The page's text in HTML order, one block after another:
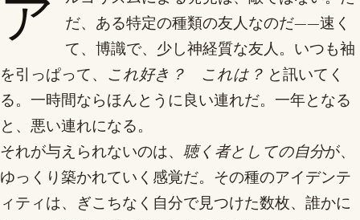
ア
だ、ある特定の種類の友人なのだ——速く
て、博識で、少し神経質な友人。いつも袖
を引っぱって、 これ好き？ これは？ と訊いてく
る。一時間ならほんとうに良い連れだ。一年となる
と、悪い連れになる。
それが与えられないのは、 聴く者としての自分が、
ゆっくり築かれていく感覚だ。その種のアイデンテ
ィティは、ぎこちなく自分で見つけた数枚、誰かに